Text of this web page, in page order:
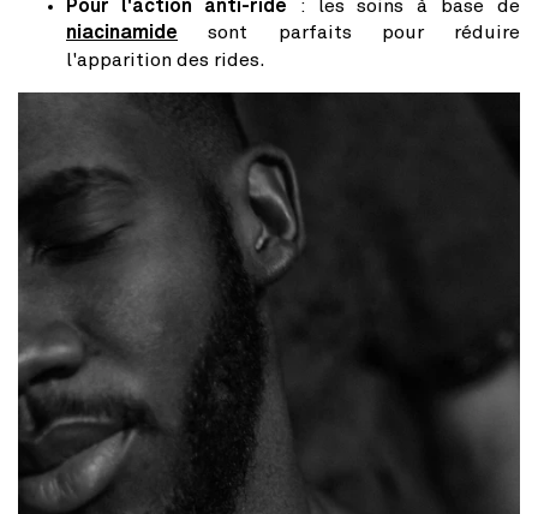
Pour l'action anti-ride : les soins à base de
niacinamide sont parfaits pour réduire
l'apparition des rides.